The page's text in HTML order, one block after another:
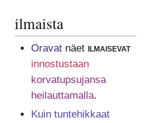
ilmaista
Oravatnäet ilmaisevat
innostustaan
korvatupsujansa
heilauttamalla.
Kuin tuntehikkaat